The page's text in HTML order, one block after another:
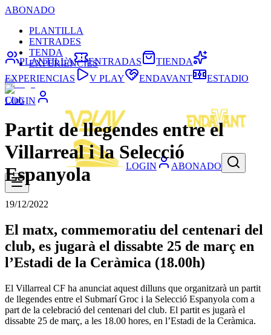
ABONADO
PLANTILLA
ENTRADES
TENDA
EXPERIÈNCIES
LOGIN
LOGIN ABONADO
PLANTILLA ENTRADAS
TIENDA
EXPERIENCIAS
V PLAY ENDAVANT ESTADIO
Club
Partit de llegendes entre el
Villarreal i la Selecció
Espanyola
19/12/2022
El matx, commemoratiu del centenari del
club, es jugarà el dissabte 25 de març en
l’Estadi de la Ceràmica (18.00h)
El Villarreal CF ha anunciat aquest dilluns que organitzarà un partit
de llegendes entre el Submarí Groc i la Selecció Espanyola com a
part de la celebració del centenari del club. El partit es jugarà el
dissabte 25 de març, a les 18.00 hores, en l’Estadi de la Ceràmica.